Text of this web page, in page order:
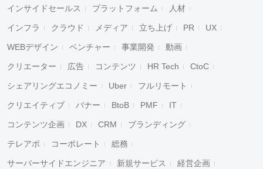
インサイドセールス プラットフォーム 人材
インフラ クラウド メディア 立ち上げ PR UX
WEBデザイン ベンチャー 事業開発 動画
クリエーター 広告 コンテンツ HR Tech CtoC
シェアリングエコノミー Uber フルリモート
クリエイティブ バナー BtoB PMF IT
コンテンツ企画 DX CRM ブランディング
テレアポ コーポレート 総務
サーバーサイドエンジニア 新規サービス 経営企画